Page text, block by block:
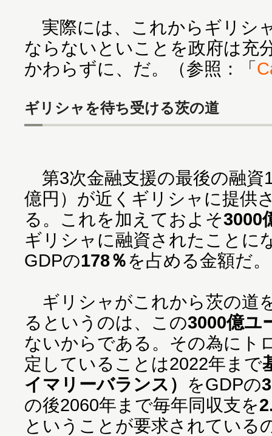
実際には、これからギリシ
ならないといことを政府は充
かわらずに、だ。（参照：「
ギリシャを待ち受ける茨の道
第3次金融支援の最後の融資
億円）が近くギリシャに提供
る。これを加えておよそ3000
ギリシャに融資されたことに
GDPの178％を占める金額だ。
ギリシャがこれから茨の道
るというのは、この3000億ユ
ないからである。その為にト
定していることは2022年まで
イマリーバランス） をGDPの
の後2060年まで毎年同収支を
ということが要求されている